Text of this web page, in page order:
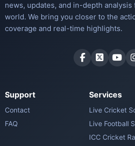
news, updates, and in-depth analysis
world. We bring you closer to the
coverage and real-time highlights.
Support
Contact
FAQ
Services
Live Cricket
Live Football
ICC Cricket